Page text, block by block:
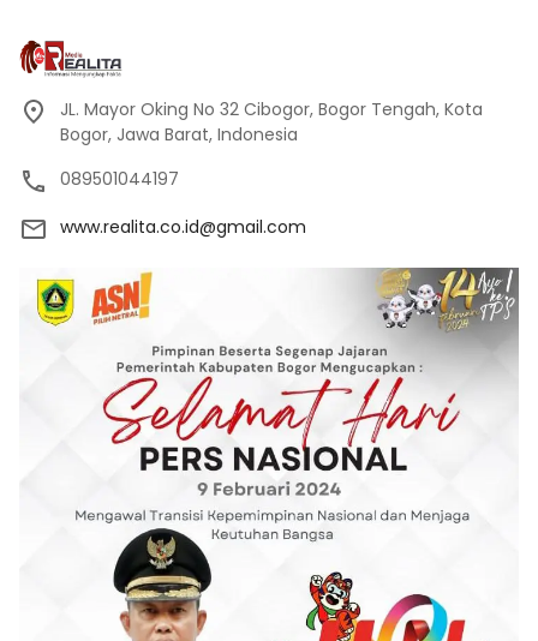
JL. Mayor Oking No 32 Cibogor, Bogor Tengah, Kota
Bogor, Jawa Barat, Indonesia
089501044197
www.realita.co.id@gmail.com